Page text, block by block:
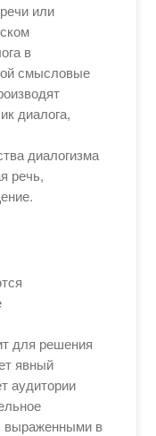
или
в
смысловые
диалога,
диалогизма
речь,
для решения
явный
аудитории
выраженными в